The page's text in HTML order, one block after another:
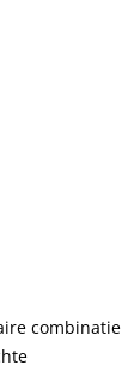
combinatie